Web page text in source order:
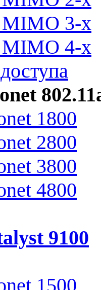
3-x
4-x
1800
2800
3800
4800
9100
1500